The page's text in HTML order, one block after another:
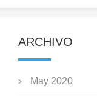
ARCHIVO
May 2020